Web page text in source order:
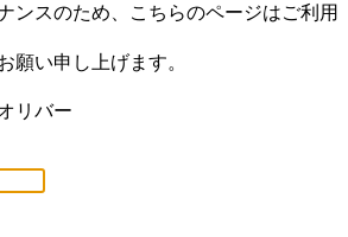
ンスのため、こちらのページはご利用
願い申し上げます。
リバー